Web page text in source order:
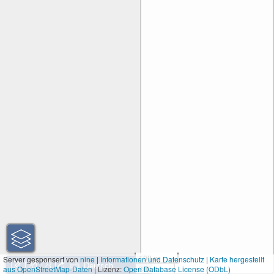
100 m
300 ft
Server gesponsert vonnine|Informationen und Datenschutz | Karte hergestellt
aus OpenStreetMap-Daten| Lizenz:Open Database License (ODbL)